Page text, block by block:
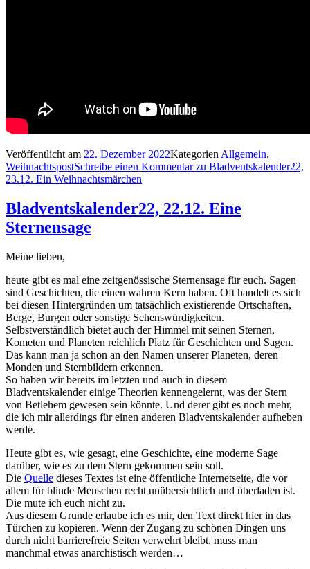
Veröffentlicht am 22. Dezember 2022Kategorien Allgemein,
WeihnachtspostSchreibe einen Kommentarzu Bladventskalender22,
23.12. Ein Weihnachtsmärchen
Bladventskalender22, 22.12. Eine
Sternensage
Meine lieben,
heute gibt es mal eine zeitgenössische Sternensage für euch. Sagen
sind Geschichten, die einen wahren Kern haben. Oft handelt es sich
bei diesen Hintergründen um tatsächlich existierende Ortschaften,
Berge, Burgen oder sonstige Sehenswürdigkeiten.
Selbstverständlich bietet auch der Himmel mit seinen Sternen,
Kometen und Planeten reichlich Platz für Geschichten und Sagen.
Das kann man ja schon an den Namen unserer Planeten, deren
Monden und Sternbildern erkennen.
So haben wir bereits im letzten und auch in diesem
Bladventskalender einige Theorien kennengelernt, was der Stern
von Betlehem gewesen sein könnte. Und derer gibt es noch mehr,
die ich mir allerdings für einen anderen Bladventskalender aufheben
werde.
Heute gibt es, wie gesagt, eine Geschichte, eine moderne Sage
darüber, wie es zu dem Stern gekommen sein soll.
Die Quelle dieses Textes ist eine öffentliche Internetseite, die vor
allem für blinde Menschen recht unübersichtlich und überladen ist.
Die mute ich euch nicht zu.
Aus diesem Grunde erlaube ich es mir, den Text direkt hier in das
Türchen zu kopieren. Wenn der Zugang zu schönen Dingen uns
durch nicht barrierefreie Seiten verwehrt bleibt, muss man
manchmal etwas anarchistisch werden…